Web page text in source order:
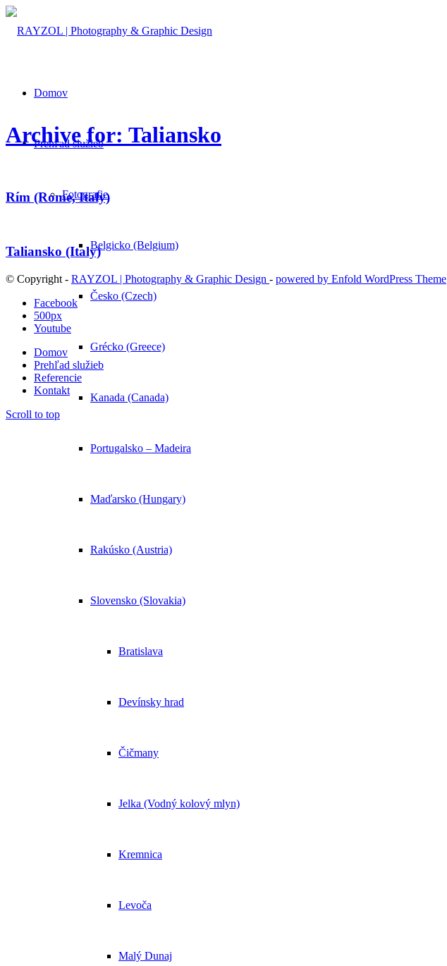
Domov
Prehľad služieb
Fotografie
Belgicko (Belgium)
Česko (Czech)
Grécko (Greece)
Kanada (Canada)
Portugalsko – Madeira
Maďarsko (Hungary)
Rakúsko (Austria)
Slovensko (Slovakia)
Bratislava
Devínsky hrad
Čičmany
Jelka (Vodný kolový mlyn)
Kremnica
Levoča
Malý Dunaj
Archive for: Taliansko
Rím (Rome, Italy)
Taliansko (Italy)
© Copyright - RAYZOL | Photography & Graphic Design - powered by Enfold WordPress Theme
Facebook
500px
Youtube
Domov
Prehľad služieb
Referencie
Kontakt
Scroll to top